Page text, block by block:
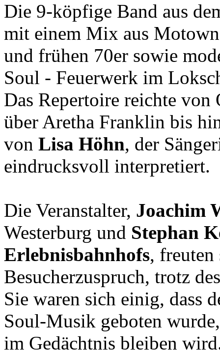
Die 9-köpfige Band aus
mit einem Mix aus
und frühen 70er sowie
Soul - Feuerwerk im
Das Repertoire reichte
über Aretha Franklin bis
von Lisa Höhn, der
eindrucksvoll interpretiert.
Die Veranstalter, Joachim
Westerburg und Stephan
Erlebnisbahnhofs, freuten
Besucherzuspruch, trotz
Sie waren sich einig, dass
Soul-Musik geboten
im Gedächtnis bleiben